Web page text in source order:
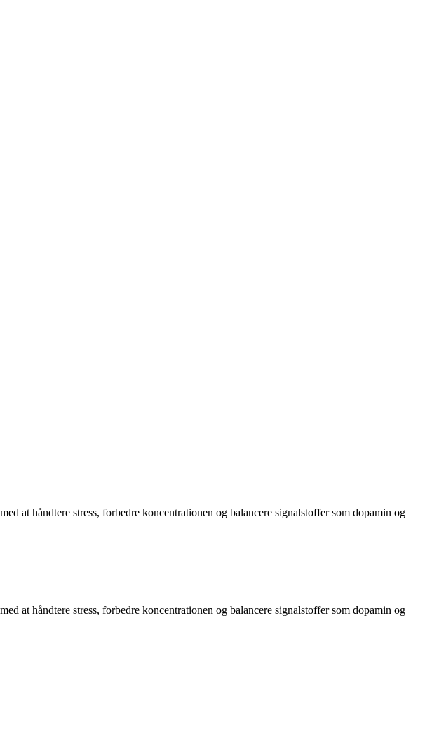
at håndtere stress, forbedre koncentrationen og balancere signalstoffer som dopamin og
at håndtere stress, forbedre koncentrationen og balancere signalstoffer som dopamin og